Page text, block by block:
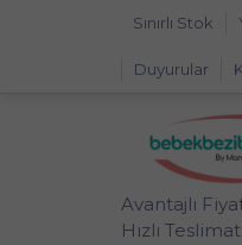
Sınırlı Stok
Duyurular
Avantajlı
Hızlı Teslimat